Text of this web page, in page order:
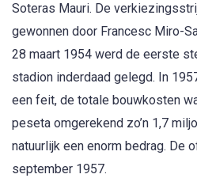
Soteras Mauri. De
gewonnen door Francesc Miro-
28 maart 1954 werd de eerste
stadion inderdaad gelegd. In
een feit, de totale bouwkosten
peseta omgerekend zo’n 1,7
natuurlijk een enorm bedrag. De
september 1957.